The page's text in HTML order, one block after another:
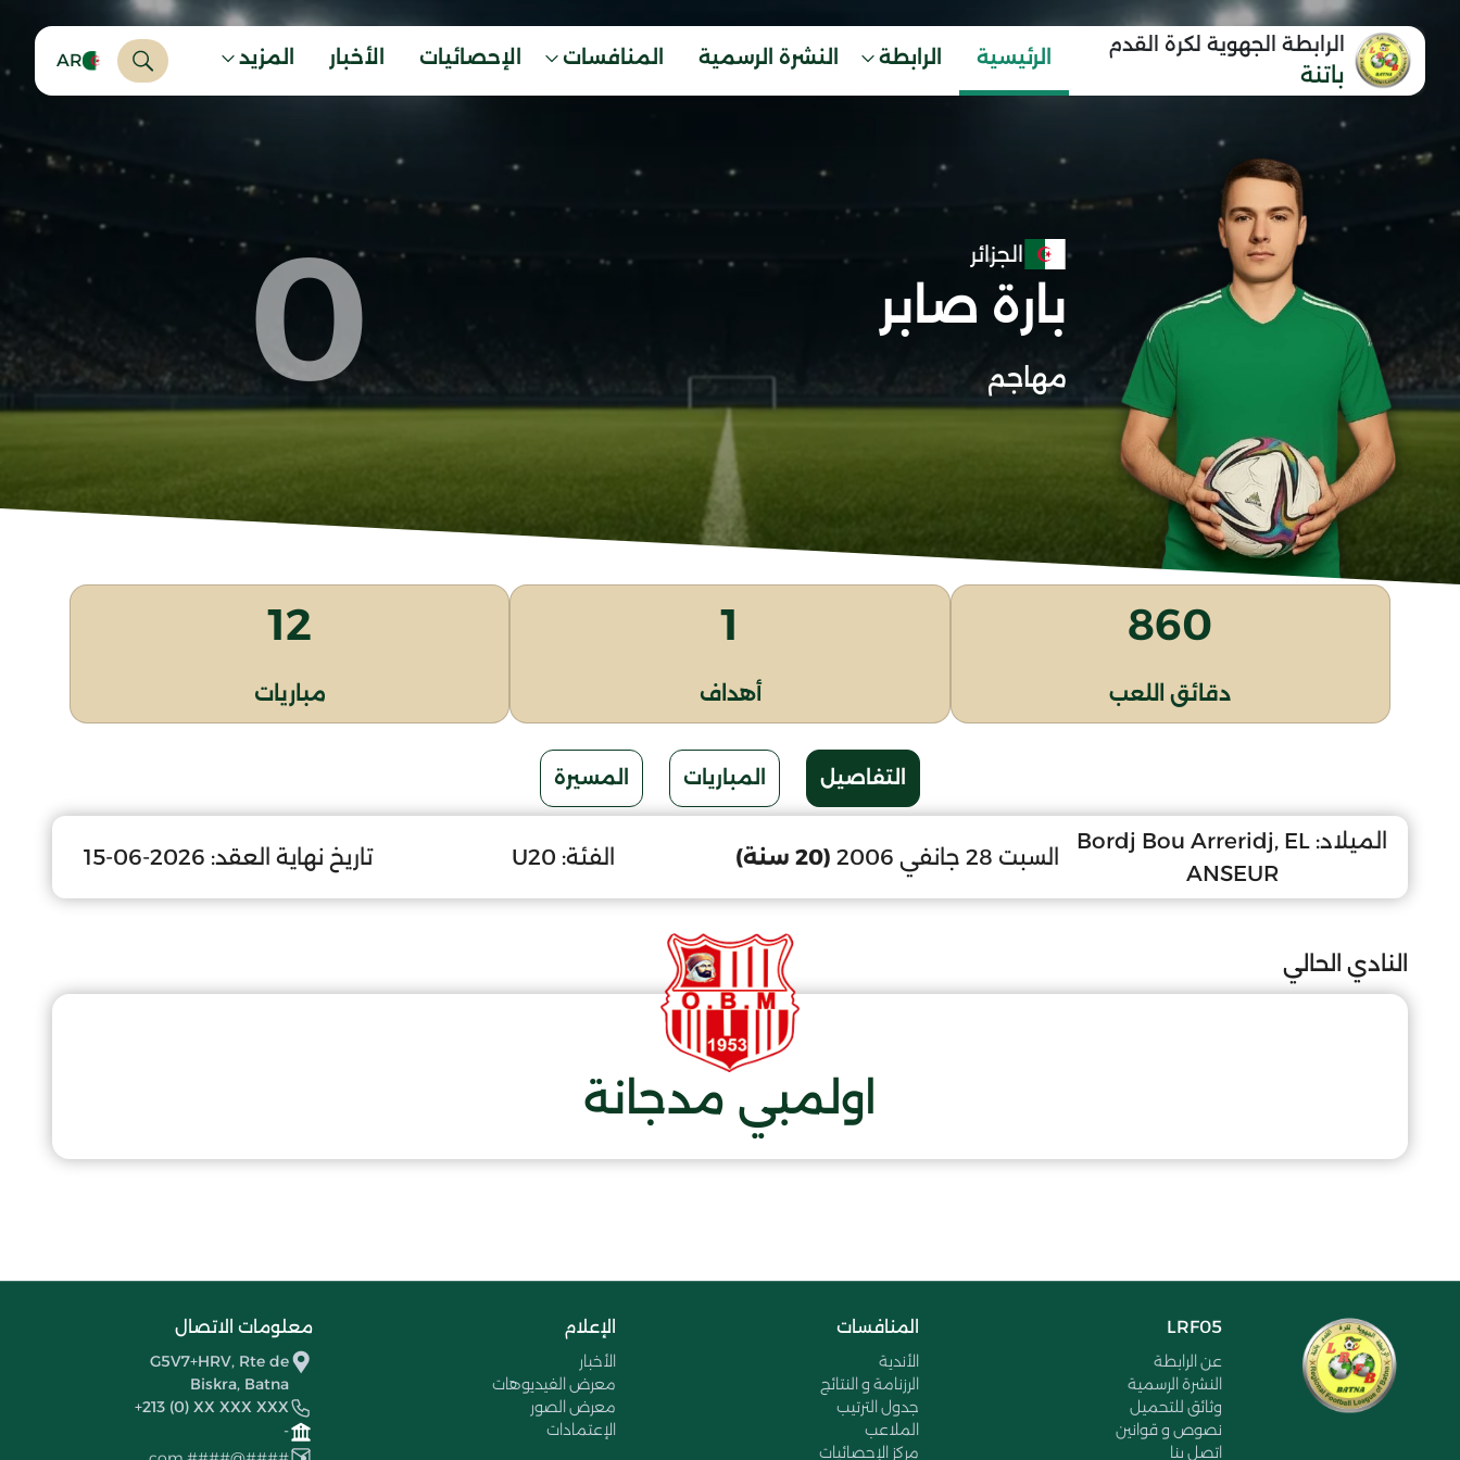
الرابطة الجهوية لكرة القدم
باتنة
الرئيسية الرابطة النشرة الرسمية المنافسات الإحصائيات الأخبار المزيد AR
الجزائر
بارة صابر
مهاجم 0
860
دقائق اللعب
1
أهداف
12
مباريات
التفاصيل المباريات المسيرة
الميلاد: Bordj Bou Arreridj, EL
ANSEUR
السبت 28 جانفي 2006 (20 سنة) الفئة: U20 تاريخ نهاية العقد: 2026-06-15
النادي الحالي
اولمبي مدجانة
LRF05
عن الرابطة
النشرة الرسمية
وثائق للتحميل
نصوص و قوانين
اتصل بنا
المنافسات
الأندية
الرزنامة و النتائج
جدول الترتيب
الملاعب
مركز الإحصائيات
الإعلام
الأخبار
معرض الفيديوهات
معرض الصور
الإعتمادات
معلومات الاتصال
G5V7+HRV, Rte de
Biskra, Batna
+213 (0) XX XXX XXX
-